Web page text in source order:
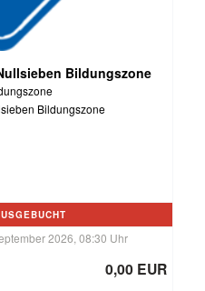
Bildungszone
Bildungszone
2026, 08:30 Uhr
0,00 EUR